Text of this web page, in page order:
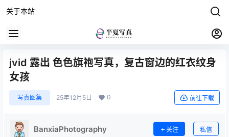
关于本站
jvid 露出 色色旗袍写真，复古窗边的红衣纹身
女孩
写真图集 25年12月5日 0 前往下载
BanxiaPhotography 关注 私信